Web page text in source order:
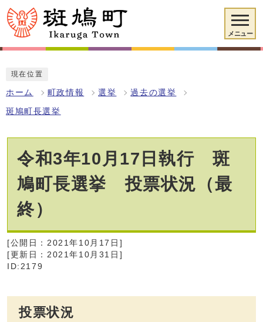
メニュー
現在位置
ホーム 町政情報 選挙 過去の選挙
斑鳩町長選挙
令和3年10月17日執行 斑
鳩町長選挙 投票状況（最
終）
[公開日：2021年10月17日]
[更新日：2021年10月31日]
ID:2179
投票状況